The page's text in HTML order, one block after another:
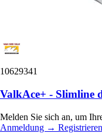
10629341
ValkAce+ - Slimline
Melden Sie sich an, um
Anmeldung →